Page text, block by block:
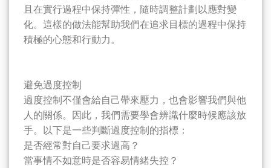
且在實行過程中保持彈性，隨時調整計劃以應對變
化。這樣的做法能幫助我們在追求目標的過程中保持
積極的心態和行動力。
避免過度控制
過度控制不僅會給自己帶來壓力，也會影響我們與他
人的關係。因此，我們需要學會辨識什麼時候應該放
手。以下是一些判斷過度控制的指標：
是否經常對自己要求過高？
當事情不如意時是否容易情緒失控？